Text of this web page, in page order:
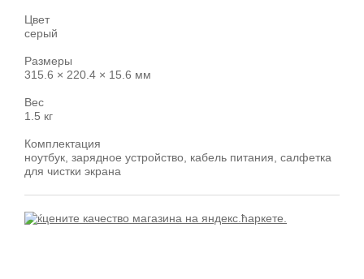
Цвет
серый
Размеры
315.6 × 220.4 × 15.6 мм
Вес
1.5 кг
Комплектация
ноутбук, зарядное устройство, кабель питания, салфетка
для чистки экрана